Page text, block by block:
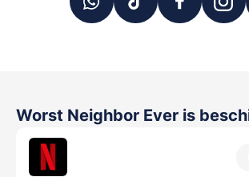
Worst Neighbor Ever is